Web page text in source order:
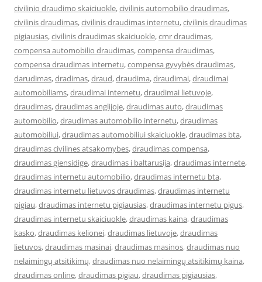
civilinio draudimo skaiciuokle,civilinis automobilio draudimas,
civilinis draudimas,civilinis draudimas internetu,civilinis draudimas
pigiausias,civilinis draudimas skaiciuokle,cmr draudimas,
compensa automobilio draudimas,compensa draudimas,
compensa draudimas internetu,compensa gyvybės draudimas,
darudimas,dradimas,draud,draudima,draudimai,draudimai
automobiliams,draudimai internetu,draudimai lietuvoje,
draudimas,draudimas anglijoje,draudimas auto,draudimas
automobilio,draudimas automobilio internetu,draudimas
automobiliui,draudimas automobiliui skaiciuokle,draudimas bta,
draudimas civilines atsakomybes,draudimas compensa,
draudimas gjensidige,draudimas i baltarusija,draudimas internete,
draudimas internetu automobilio,draudimas internetu bta,
draudimas internetu lietuvos draudimas,draudimas internetu
pigiau,draudimas internetu pigiausias,draudimas internetu pigus,
draudimas internetu skaiciuokle,draudimas kaina,draudimas
kasko,draudimas kelionei,draudimas lietuvoje,draudimas
lietuvos,draudimas masinai,draudimas masinos,draudimas nuo
nelaimingų atsitikimų,draudimas nuo nelaimingų atsitikimų kaina,
draudimas online,draudimas pigiau,draudimas pigiausias,